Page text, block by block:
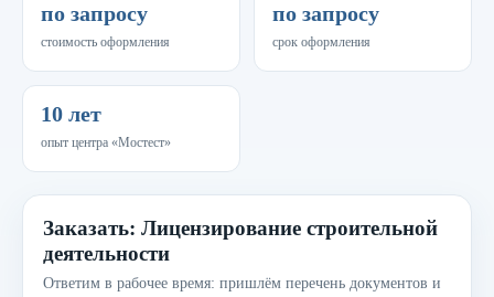
по запросу
стоимость оформления
по запросу
срок оформления
10 лет
опыт центра «Мостест»
Заказать: Лицензирование строительной
деятельности
Ответим в рабочее время: пришлём перечень документов и